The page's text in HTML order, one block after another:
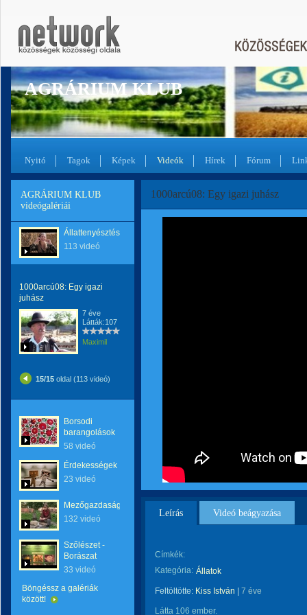
AGRÁRIUM KLUB
Nyitó Tagok Képek Videók Hírek Fórum
AGRÁRIUM KLUB
videógalériái
Állattenyésztés
113 videó
1000arcú08: Egy igazi
juhász
7 éve
Látták:107
Maximil
15/15oldal (113 videó)
Borsodi
barangolások
58 videó
Érdekességek
23 videó
Mezőgazdaság
132 videó
Szőlészet -
Borászat
33 videó
Böngéssz a galériák
között!
1000arcú08: Egy igazi juhász
Leírás Videó beágyazása
Címkék:
Kategória: Állatok
Feltöltötte: Kiss István 7 éve
Látta 106 ember.